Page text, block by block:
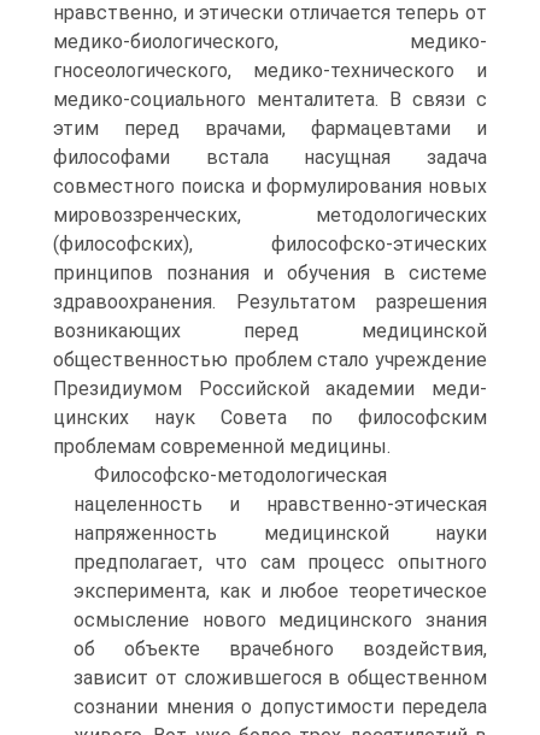
нравственно, и этически отличается теперь от
медико-биологического, медико­
гносеологического, медико-технического и
медико-социально­го менталитета. В связи с
этим перед врачами, фармацевтами и
философами встала насущная задача
совместного поиска и формулирования новых
мировоззренческих, методологических
(философских), философско-этических
принципов познания и обучения в системе
здравоохранения. Результатом разрешения
возникающих перед медицинской
общественностью проблем стало учреждение
Президиумом Российской академии меди­
цинских наук Совета по философским
проблемам современной медицины.
Философско-методологическая
нацеленность и нравствен­но-этическая
напряженность медицинской науки
предполагает, что сам процесс опытного
эксперимента, как и любое теорети­ческое
осмысление нового медицинского знания
об объекте врачебного воздействия,
зависит от сложившегося в обществен­ном
сознании мнения о допустимости передела